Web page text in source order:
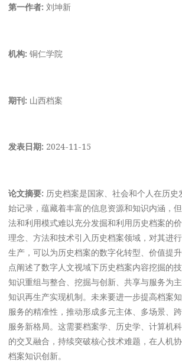
第一作者: 刘坤新
机构: 铜仁学院
期刊: 山西档案
发表日期: 2024-11-15
论文摘要: 历史档案是国家、社会和个人在历
始记录，蕴藏着丰富的信息资源和知识内涵，
法和利用模式难以充分发掘和利用历史档案的
理念、方法和技术引入历史档案领域，对其进
生产，可以为历史档案的数字化转型、价值提
点阐述了数字人文视域下历史档案内容挖掘的
知识重组与整合、挖掘与创新、共享与服务为
知识再生产实现机制。未来要进一步提高档案知
服务的精准性，推动形成多元主体、多场景、
服务新格局。这需要档案学、历史学、计算机
的交叉融合，持续突破核心技术难题，在人机
档案知识创新。